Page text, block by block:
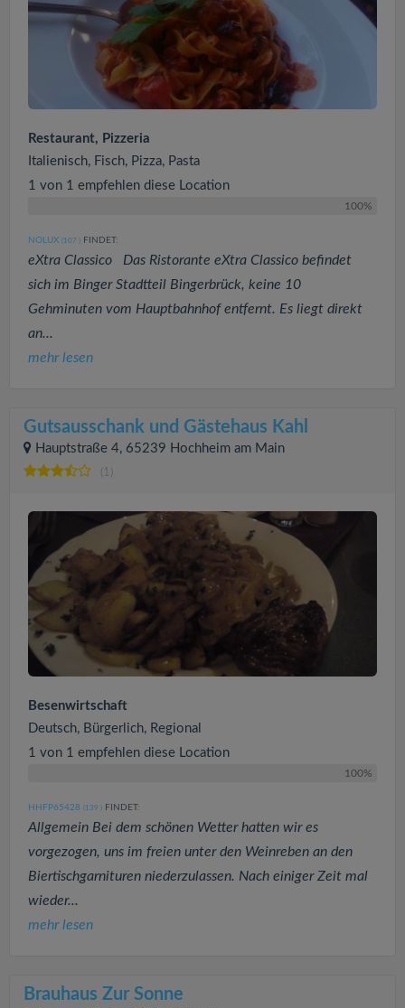
Restaurant, Pizzeria
Italienisch, Fisch, Pizza, Pasta
1 von 1 empfehlen diese Location
100%
NOLUX (107 ) FINDET:
eXtra Classico Das Ristorante eXtra Classico befindet
sich im Binger Stadtteil Bingerbrück, keine 10
Gehminuten vom Hauptbahnhof entfernt. Es liegt direkt
an...
mehr lesen
Gutsausschank und Gästehaus Kahl
Hauptstraße 4, 65239 Hochheim am Main
(1)
Besenwirtschaft
Deutsch, Bürgerlich, Regional
1 von 1 empfehlen diese Location
100%
HHFP65428 (139 ) FINDET:
Allgemein Bei dem schönen Wetter hatten wir es
vorgezogen, uns im freien unter den Weinreben an den
Biertischgarnituren niederzulassen. Nach einiger Zeit mal
wieder...
mehr lesen
Brauhaus Zur Sonne